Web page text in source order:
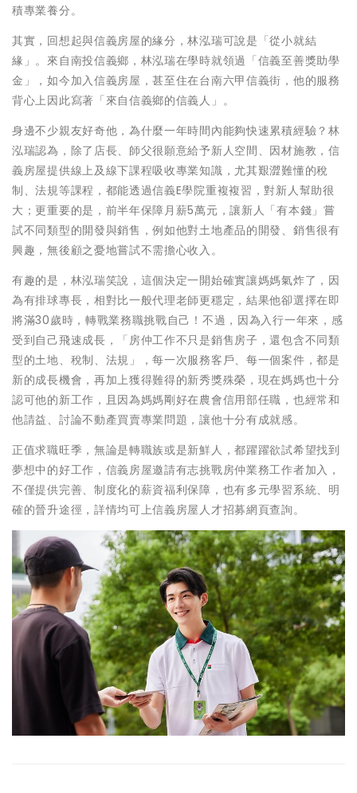
積專業養分。
其實，回想起與信義房屋的緣分，林泓瑞可說是「從小就結
緣」。來自南投信義鄉，林泓瑞在學時就領過「信義至善獎助學
金」，如今加入信義房屋，甚至住在台南六甲信義街，他的服務
背心上因此寫著「來自信義鄉的信義人」。
身邊不少親友好奇他，為什麼一年時間內能夠快速累積經驗？林
泓瑞認為，除了店長、師父很願意給予新人空間、因材施教，信
義房屋提供線上及線下課程吸收專業知識，尤其艱澀難懂的稅
制、法規等課程，都能透過信義E學院重複複習，對新人幫助很
大；更重要的是，前半年保障月薪5萬元，讓新人「有本錢」嘗
試不同類型的開發與銷售，例如他對土地產品的開發、銷售很有
興趣，無後顧之憂地嘗試不需擔心收入。
有趣的是，林泓瑞笑說，這個決定一開始確實讓媽媽氣炸了，因
為有排球專長，相對比一般代理老師更穩定，結果他卻選擇在即
將滿30歲時，轉戰業務職挑戰自己！不過，因為入行一年來，感
受到自己飛速成長，「房仲工作不只是銷售房子，還包含不同類
型的土地、稅制、法規」，每一次服務客戶、每一個案件，都是
新的成長機會，再加上獲得難得的新秀獎殊榮，現在媽媽也十分
認可他的新工作，且因為媽媽剛好在農會信用部任職，也經常和
他請益、討論不動產買賣專業問題，讓他十分有成就感。
正值求職旺季，無論是轉職族或是新鮮人，都躍躍欲試希望找到
夢想中的好工作，信義房屋邀請有志挑戰房仲業務工作者加入，
不僅提供完善、制度化的薪資福利保障，也有多元學習系統、明
確的晉升途徑，詳情均可上信義房屋人才招募網頁查詢。